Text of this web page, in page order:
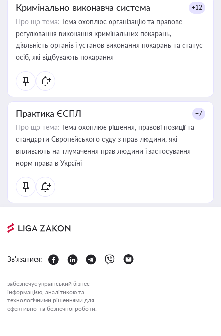
Кримінально-виконавча система +12
Про що тема: Тема охоплює організацію та правове
регулювання виконання кримінальних покарань,
діяльність органів і установ виконання покарань та статус
осіб, які відбувають покарання
Практика ЄСПЛ +7
Про що тема: Тема охоплює рішення, правові позиції та
стандарти Європейського суду з прав людини, які
впливають на тлумачення прав людини і застосування
норм права в Україні
Зв'язатися:
забезпечує український бізнес
інформацією, аналітикою та
технологічними рішеннями для
ефективної та безпечної роботи.